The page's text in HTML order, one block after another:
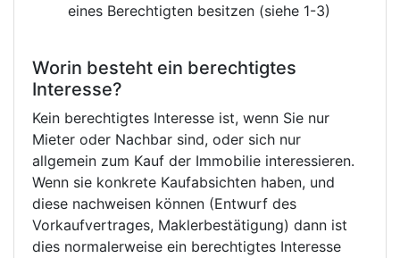
eines Berechtigten besitzen (siehe 1-3)
Worin besteht ein berechtigtes
Interesse?
Kein berechtigtes Interesse ist, wenn Sie nur
Mieter oder Nachbar sind, oder sich nur
allgemein zum Kauf der Immobilie interessieren.
Wenn sie konkrete Kaufabsichten haben, und
diese nachweisen können (Entwurf des
Vorkaufvertrages, Maklerbestätigung) dann ist
dies normalerweise ein berechtigtes Interesse